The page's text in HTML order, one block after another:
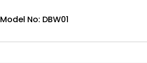
Model No: DBW01